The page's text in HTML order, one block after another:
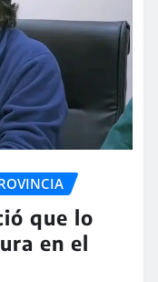
que lo
en el